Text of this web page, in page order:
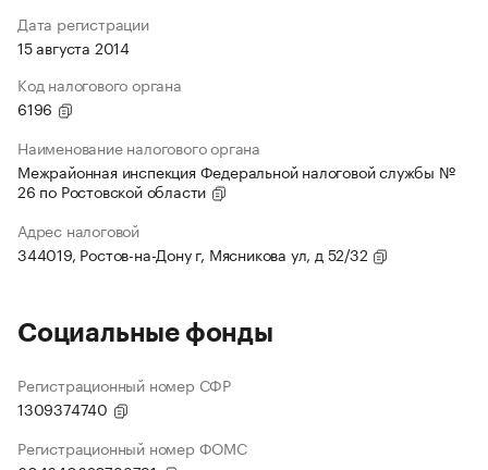
Дата регистрации
15 августа 2014
Код налогового органа
6196
Наименование налогового органа
Межрайонная инспекция Федеральной налоговой службы №
26 по Ростовской области
Адрес налоговой
344019, Ростов-на-Дону г, Мясникова ул, д 52/32
Социальные фонды
Регистрационный номер СФР
1309374740
Регистрационный номер ФОМС